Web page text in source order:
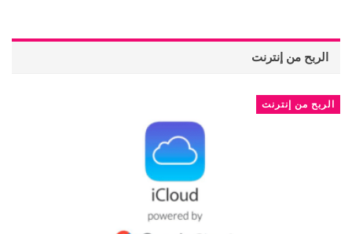
الربح من إنترنت
الربح من إنترنت